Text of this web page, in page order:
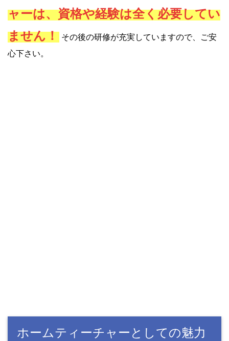
ャーは、資格や経験は全く必要してい
ません！ その後の研修が充実していますので、ご安
心下さい。
ホームティーチャーとしての魅力